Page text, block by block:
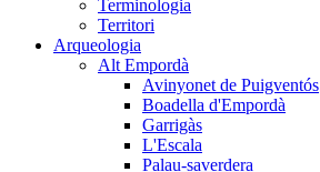
Terminologia
Territori
Arqueologia
Alt Empordà
Avinyonet de Puigventós
Boadella d'Empordà
Garrigàs
L'Escala
Palau-saverdera